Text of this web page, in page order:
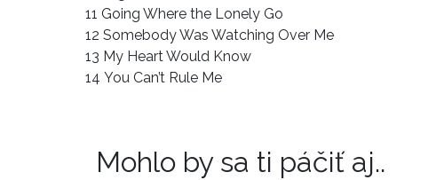
11 Going Where the Lonely Go
12 Somebody Was Watching Over Me
13 My Heart Would Know
14 You Can’t Rule Me
Mohlo by sa ti páčiť aj..